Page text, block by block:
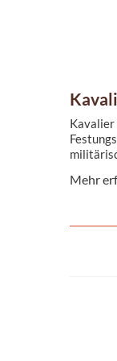
Kavalier
Mehr